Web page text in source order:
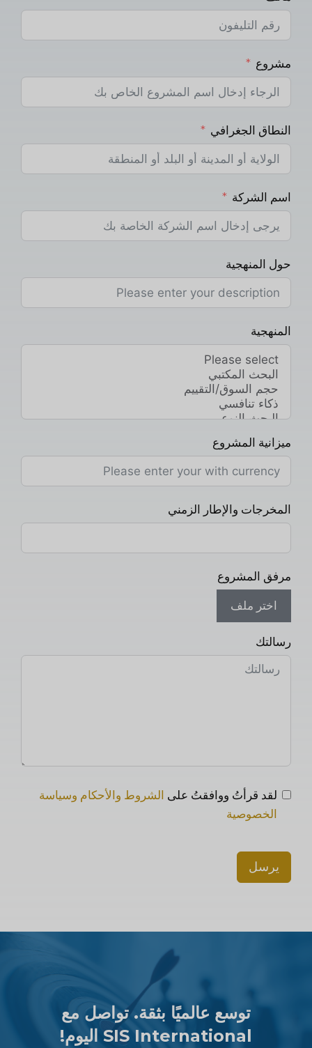
مشروع
النطاق الجغرافي
اسم الشركة
حول المنهجية
المنهجية
ميزانية المشروع
المخرجات والإطار الزمني
مرفق المشروع
اختر ملف
رسالتك
لقد قرأتُ ووافقتُ على الشروط والأحكام وسياسة
الخصوصية
يرسل
توسع عالميًا بثقة. تواصل مع
SIS International اليوم!